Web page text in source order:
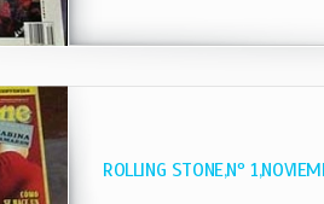
ROLLING STONE,Nº